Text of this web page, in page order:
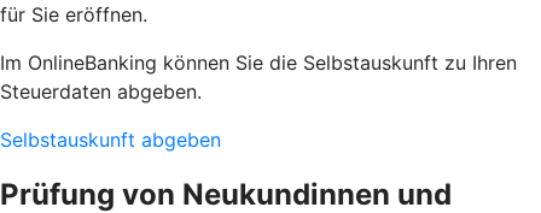
für Sie eröffnen.
Im OnlineBanking können Sie die Selbstauskunft zu Ihren
Steuerdaten abgeben.
Selbstauskunft abgeben
Prüfung von Neukundinnen und